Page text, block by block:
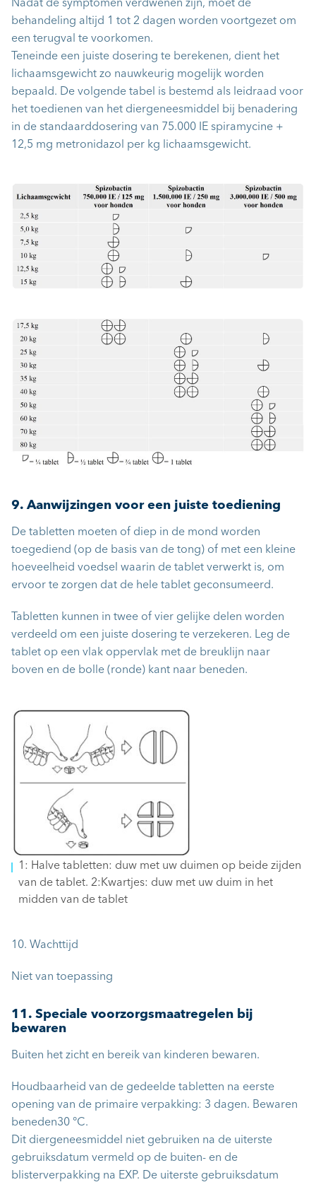
Nadat de symptomen verdwenen zijn, moet de
behandeling altijd 1 tot 2 dagen worden voortgezet om
een terugval te voorkomen.
Teneinde een juiste dosering te berekenen, dient het
lichaamsgewicht zo nauwkeurig mogelijk worden
bepaald. De volgende tabel is bestemd als leidraad voor
het toedienen van het diergeneesmiddel bij benadering
in de standaarddosering van 75.000 IE spiramycine +
12,5 mg metronidazol per kg lichaamsgewicht.
9. Aanwijzingen voor een juiste toediening
De tabletten moeten of diep in de mond worden
toegediend (op de basis van de tong) of met een kleine
hoeveelheid voedsel waarin de tablet verwerkt is, om
ervoor te zorgen dat de hele tablet geconsumeerd.
Tabletten kunnen in twee of vier gelijke delen worden
verdeeld om een juiste dosering te verzekeren. Leg de
tablet op een vlak oppervlak met de breuklijn naar
boven en de bolle (ronde) kant naar beneden.
1: Halve tabletten: duw met uw duimen op beide zijden
van de tablet. 2:Kwartjes: duw met uw duim in het
midden van de tablet
10. Wachttijd
Niet van toepassing
11. Speciale voorzorgsmaatregelen bij
bewaren
Buiten het zicht en bereik van kinderen bewaren.
Houdbaarheid van de gedeelde tabletten na eerste
opening van de primaire verpakking: 3 dagen. Bewaren
beneden30 °C.
Dit diergeneesmiddel niet gebruiken na de uiterste
gebruiksdatum vermeld op de buiten- en de
blisterverpakking na EXP. De uiterste gebruiksdatum